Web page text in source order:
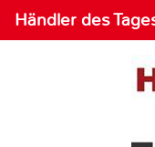
Händler des